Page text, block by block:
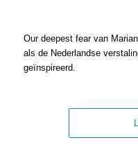
Our deepest fear van
als de Nederlandse
geïnspireerd.